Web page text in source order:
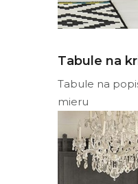
Tabule na
Tabule na
mieru